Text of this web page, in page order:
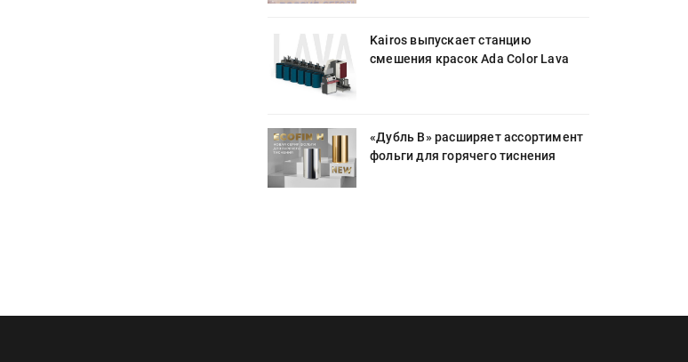
Kairos выпускает станцию
смешения красок Ada Color Lava
«Дубль В» расширяет ассортимент
фольги для горячего тиснения